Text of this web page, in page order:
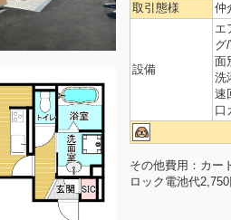
取引態様
仲
設備
エ
グ
面
洗
速
口
その他費用：カー
ロック電池代